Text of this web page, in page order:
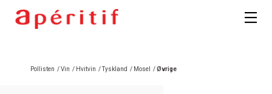
Pollisten /Vin / Hvitvin /Tyskland / Mosel /Øvrige